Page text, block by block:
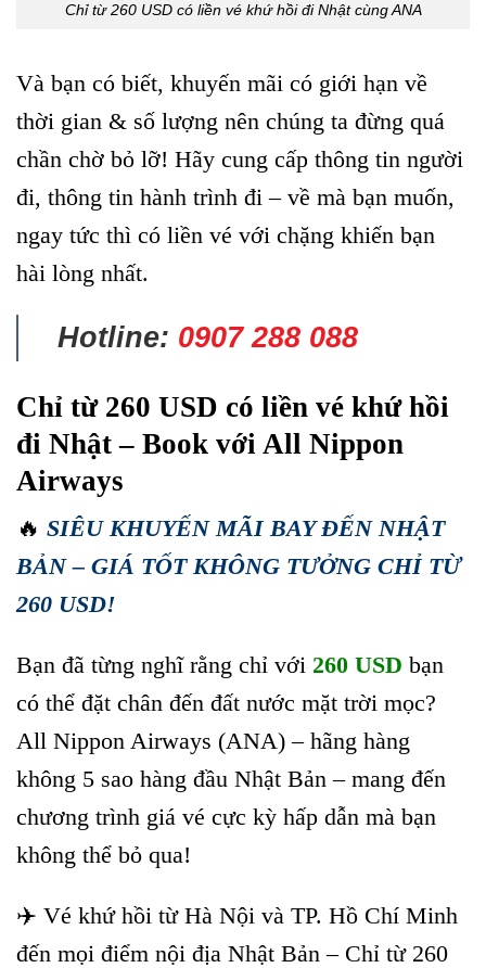
Chỉ từ 260 USD có liền vé khứ hồi đi Nhật cùng ANA
Và bạn có biết, khuyến mãi có giới hạn về
thời gian & số lượng nên chúng ta đừng quá
chần chờ bỏ lỡ! Hãy cung cấp thông tin người
đi, thông tin hành trình đi – về mà bạn muốn,
ngay tức thì có liền vé với chặng khiến bạn
hài lòng nhất.
Hotline: 0907 288 088
Chỉ từ 260 USD có liền vé khứ hồi
đi Nhật – Book với All Nippon
Airways
🔥 SIÊU KHUYẾN MÃI BAY ĐẾN NHẬT
BẢN – GIÁ TỐT KHÔNG TƯỞNG CHỈ TỪ
260 USD!
Bạn đã từng nghĩ rằng chỉ với 260 USD bạn
có thể đặt chân đến đất nước mặt trời mọc?
All Nippon Airways (ANA) – hãng hàng
không 5 sao hàng đầu Nhật Bản – mang đến
chương trình giá vé cực kỳ hấp dẫn mà bạn
không thể bỏ qua!
✈️ Vé khứ hồi từ Hà Nội và TP. Hồ Chí Minh
đến mọi điểm nội địa Nhật Bản – Chỉ từ 260